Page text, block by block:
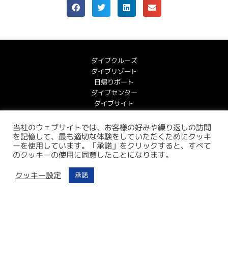
ダイブクルーズ
ダイブリゾート
日帰りボート
ダイブセンター
ダイブサイト
デスティネーション
クッキーポリシー
個人情報保護方針
当社のウェブサイトでは、お客様の好みや繰り返しの訪問
を記憶して、最も適切な体験をしていただくためにクッキ
ーを使用しています。「承諾」をクリックすると、すべて
のクッキーの使用に同意したことになります。
クッキー設定
承諾